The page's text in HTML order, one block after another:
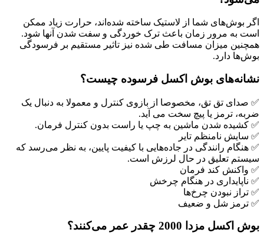
اگر بوش‌های شما از لاستیک ساخته شده‌اند، حرارت زیاد ممکن
است به مرور زمان باعث ترک خوردگی و سفت شدن آنها شود.
همچنین میزان مسافت طی شده نیز تاثیر مستقیم بر فرسودگی
بوش‌ها دارد.
نشانه‌های بوش اکسل فرسوده چیست؟
✅ صدای تق تق، مخصوصا از بازوی کنترل و معمولا به دنبال یک
ضربه، ترمز یا پیچ سخت می آید.
✅ کشیده شدن ماشین به چپ یا راست بدون کنترل فرمان.
✅ سایش نامنظم تایر
✅ هنگام رانندگی در جاده‌هایی با کیفیت پایین، به نظر می‌رسد که
سیستم تعلیق در حال لرزش است.
✅ واکنش کند فرمان
✅ ناپایداری در هنگام چرخش
✅ تراز نبودن چرخ‌ها
✅ ترمز شل و ضعیف
بوش اکسل مزدا 2000 چقدر عمر می‌کنند؟